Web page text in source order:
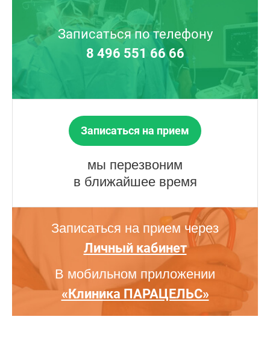
Записаться по телефону
8 496 551 66 66
Записаться на прием
мы перезвоним
в ближайшее время
Записаться на прием через
Личный кабинет
В мобильном приложении
«Клиника ПАРАЦЕЛЬС»